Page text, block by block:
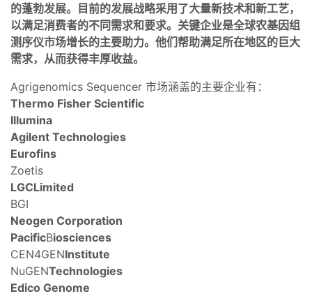
的蓬勃发展。目前的发展战略采用了大量新技术和新工艺，
以满足消费者的不同需求和要求。关键企业是全球农基因组
测序仪市场增长的主要助力。他们帮助满足所在地区的巨大
需求，从而获得丰厚收益。
Agrigenomics Sequencer 市场涵盖的主要企业有：
Thermo Fisher Scientific
Illumina
Agilent Technologies
Eurofins
Zoetis
LGCLimited
BGI
Neogen Corporation
PacificBiosciences
CEN4GENInstitute
NuGENTechnologies
Edico Genome